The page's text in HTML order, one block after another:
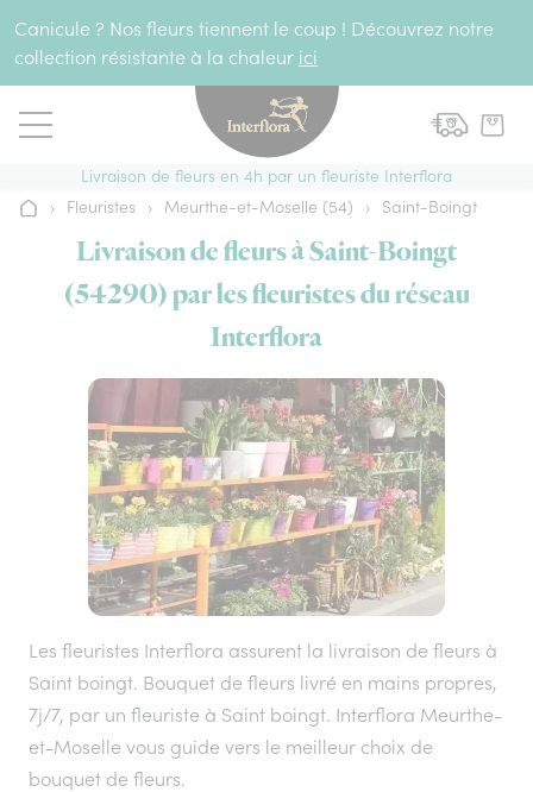
Canicule ? Nos fleurs tiennent le coup ! Découvrez notre
collection résistante à la chaleur ici
Livraison de fleurs en 4h par un fleuriste Interflora
Accueil
› Fleuristes › Meurthe-et-Moselle (54) › Saint-Boingt
Livraison de fleurs à Saint-Boingt
(54290) par les fleuristes du réseau
Interflora
Les fleuristes Interflora assurent la livraison de fleurs à
Saint boingt. Bouquet de fleurs livré en mains propres,
7j/7, par un fleuriste à Saint boingt. Interflora Meurthe-
et-Moselle vous guide vers le meilleur choix de
bouquet de fleurs.